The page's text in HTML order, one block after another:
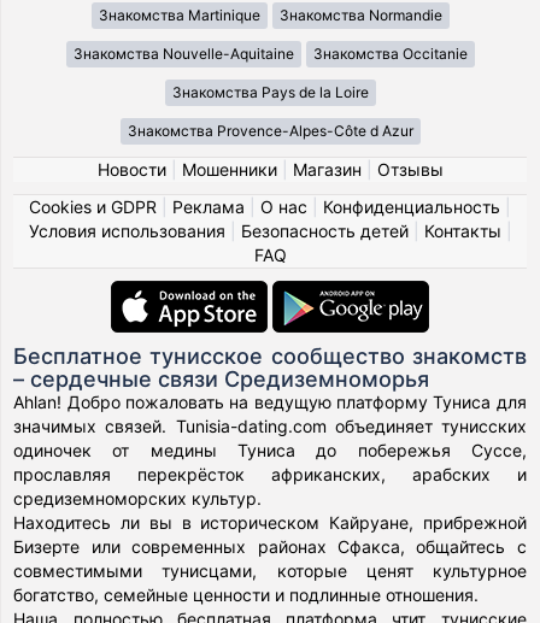
Знакомства Martinique Знакомства Normandie
Знакомства Nouvelle-Aquitaine Знакомства Occitanie
Знакомства Pays de la Loire
Знакомства Provence-Alpes-Côte d Azur
Новости| Мошенники| Магазин
Отзывы
Cookies и GDPR
Реклама О нас Конфиденциальность
Условия использования
Безопасность детей| Контакты
FAQ
Бесплатное тунисское сообщество знакомств
– сердечные связи Средиземноморья
Ahlan! Добро пожаловать на ведущую платформу Туниса для
значимых связей. Tunisia-dating.com объединяет тунисских
одиночек от медины Туниса до побережья Суссе,
прославляя перекрёсток африканских, арабских и
средиземноморских культур.
Находитесь ли вы в историческом Кайруане, прибрежной
Бизерте или современных районах Сфакса, общайтесь с
совместимыми тунисцами, которые ценят культурное
богатство, семейные ценности и подлинные отношения.
Наша полностью бесплатная платформа чтит тунисские